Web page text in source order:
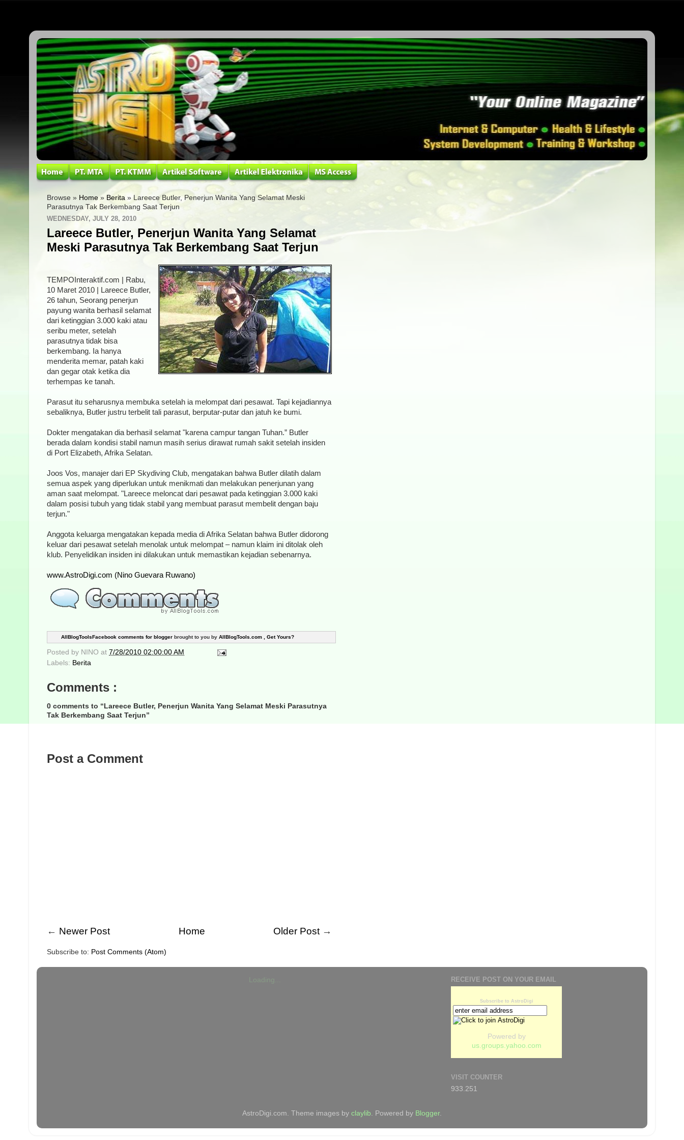
Browse » Home » Berita » Lareece Butler, Penerjun Wanita Yang Selamat Meski
Parasutnya Tak Berkembang Saat Terjun
WEDNESDAY, JULY 28, 2010
Lareece Butler, Penerjun Wanita Yang Selamat
Meski Parasutnya Tak Berkembang Saat Terjun
TEMPOInteraktif.com | Rabu,
10 Maret 2010 | Lareece Butler,
26 tahun, Seorang penerjun
payung wanita berhasil selamat
dari ketinggian 3.000 kaki atau
seribu meter, setelah
parasutnya tidak bisa
berkembang. Ia hanya
menderita memar, patah kaki
dan gegar otak ketika dia
terhempas ke tanah.
Parasut itu seharusnya membuka setelah ia melompat dari pesawat. Tapi kejadiannya
sebaliknya, Butler justru terbelit tali parasut, berputar-putar dan jatuh ke bumi.
Dokter mengatakan dia berhasil selamat "karena campur tangan Tuhan.” Butler
berada dalam kondisi stabil namun masih serius dirawat rumah sakit setelah insiden
di Port Elizabeth, Afrika Selatan.
Joos Vos, manajer dari EP Skydiving Club, mengatakan bahwa Butler dilatih dalam
semua aspek yang diperlukan untuk menikmati dan melakukan penerjunan yang
aman saat melompat. "Lareece meloncat dari pesawat pada ketinggian 3.000 kaki
dalam posisi tubuh yang tidak stabil yang membuat parasut membelit dengan baju
terjun."
Anggota keluarga mengatakan kepada media di Afrika Selatan bahwa Butler didorong
keluar dari pesawat setelah menolak untuk melompat – namun klaim ini ditolak oleh
klub. Penyelidikan insiden ini dilakukan untuk memastikan kejadian sebenarnya.
www.AstroDigi.com (Nino Guevara Ruwano)
AllBlogToolsFacebook comments for blogger brought to you by AllBlogTools.com , Get Yours?
Posted by NINO at 7/28/2010 02:00:00 AM
Labels: Berita
Comments :
0 comments to “Lareece Butler, Penerjun Wanita Yang Selamat Meski Parasutnya
Tak Berkembang Saat Terjun”
Post a Comment
← Newer Post Older Post→
Home
Subscribe to: Post Comments (Atom)
Loading... RECEIVE POST ON YOUR EMAIL
Subscribe to AstroDigi
Powered by
us.groups.yahoo.com
VISIT COUNTER
933.251
AstroDigi.com. Theme images by claylib. Powered by Blogger.